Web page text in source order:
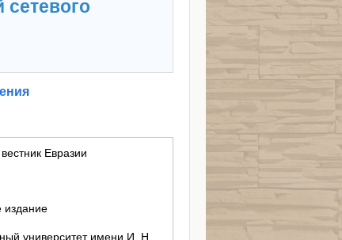
сетевого
Евразии
издание
университет имени И. Н.